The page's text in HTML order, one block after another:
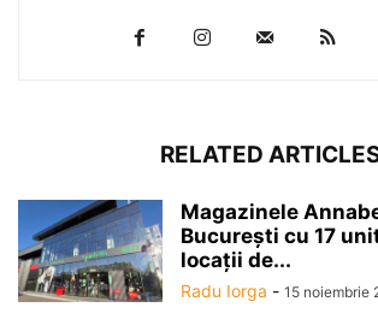
RELATED
Magazinele
Bucureşti cu 17
locaţii de...
Radu Iorga - 15 noiembrie